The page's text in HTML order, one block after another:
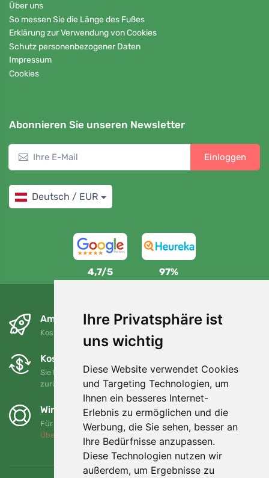
Ihre Privatsphäre ist
uns wichtig
Diese Website verwendet Cookies
und Targeting Technologien, um
Ihnen ein besseres Internet-
Erlebnis zu ermöglichen und die
Werbung, die Sie sehen, besser an
Ihre Bedürfnisse anzupassen.
Diese Technologien nutzen wir
außerdem, um Ergebnisse zu
Über uns
So messen Sie die Länge des Fußes
Erklärung zur Verwendung von Cookies
Schutz personenbezogener Daten
Impressum
Cookies
Abonnieren Sie unseren Newsletter
Einloggen
Deutsch / EUR
4,7/5 97%
Am nächsten Tag und kostenlos
Kostenloser Versand für Bestellungen über 80 EUR
Kostenloser Umtausch und Rückgabe
Sie können Ihre Bestellung jederzeit innerhalb von 90 Tagen
zurückgeben oder umtauschen.
Wir unterstützen Trees.org
Für jede Bestellung pflanzen wir einen Baum! Mehr lesen
Über uns